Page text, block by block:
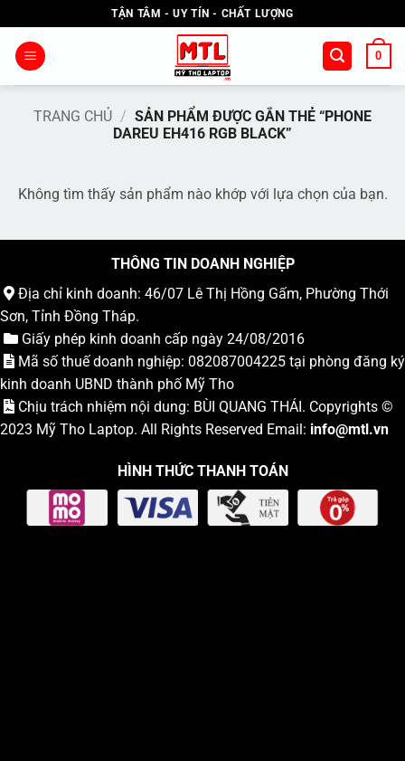
qua
nội
TẬN TÂM - UY TÍN - CHẤT LƯỢNG
0
TRANG CHỦ / SẢN PHẨM ĐƯỢC GẮN THẺ “PHONE
DAREU EH416 RGB BLACK”
Không tìm thấy sản phẩm nào khớp với lựa chọn của bạn.
THÔNG TIN DOANH NGHIỆP
Địa chỉ kinh doanh: 46/07 Lê Thị Hồng Gấm, Phường Thới
Sơn, Tỉnh Đồng Tháp.
Giấy phép kinh doanh cấp ngày 24/08/2016
Mã số thuế doanh nghiệp: 082087004225 tại phòng đăng ký
kinh doanh UBND thành phố Mỹ Tho
Chịu trách nhiệm nội dung: BÙI QUANG THÁI. Copyrights ©
2023 Mỹ Tho Laptop. All Rights Reserved Email: info@mtl.vn
HÌNH THỨC THANH TOÁN